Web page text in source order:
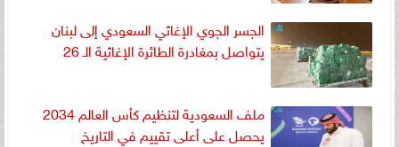
الجسر الجوي الإغاثي السعودي إلى لبنان
يتواصل بمغادرة الطائرة الإغاثية الـ 26
ملف السعودية لتنظيم كأس العالم 2034
يحصل على أعلى تقييم في التاريخ